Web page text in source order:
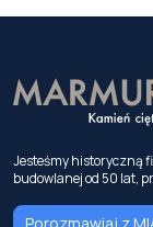
Jesteśmy historyczną
budowlanej od 50 lat,